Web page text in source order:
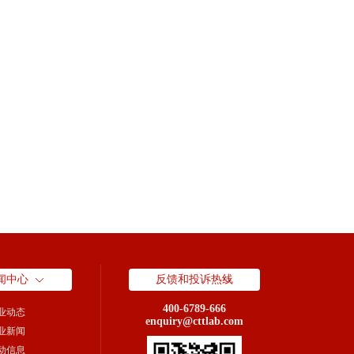
中心
动态
新闻
信息
反馈和投诉热线
400-6789-666
enquiry@cttlab.com